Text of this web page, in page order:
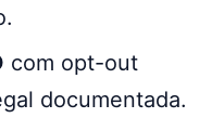
com opt-out
documentada.